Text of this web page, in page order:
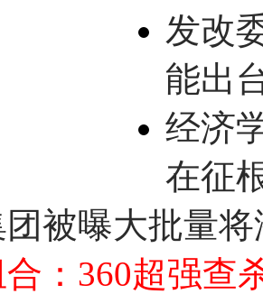
发改
能出
经济
在征
被曝大批量
：360超强查